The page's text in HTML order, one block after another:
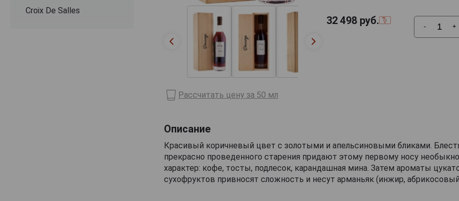
Croix De Salles
32 498руб. - +
Рассчитать цену за 50 мл
Описание
Красивый коричневый цвет с золотыми и апельсиновыми бликами.
прекрасно проведенного старения придают этому первому носу
характер: кофе, тосты, подлесок, карандашная мина. Затем ароматы
сухофруктов привносят сложность и несут арманьяк (инжир,